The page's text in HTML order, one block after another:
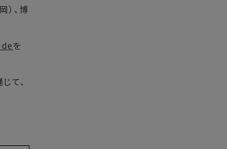
、博
を
て、